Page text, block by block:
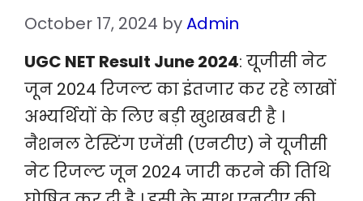
October 17, 2024 byAdmin
UGC NET Result June 2024: यूजीसी नेट
जून 2024 रिजल्ट का इंतजार कर रहे लाखों
अभ्यर्थियों के लिए बड़ी खुशखबरी है ।
नैशनल टेस्टिंग एजेंसी (एनटीए) ने यूजीसी
नेट रिजल्ट जून 2024 जारी करने की तिथि